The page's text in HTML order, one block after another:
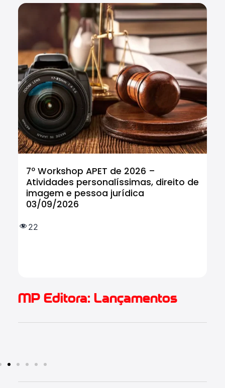
7º Workshop APET de 2026 –
Atividades personalíssimas, direito de
imagem e pessoa jurídica
03/09/2026
22
MP Editora: Lançamentos